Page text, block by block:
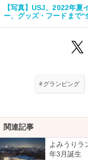
【写真】USJ、2022年夏
ー、グッズ・フードまで“
# グランピング
関連記事
よみうりラ
年3月誕生